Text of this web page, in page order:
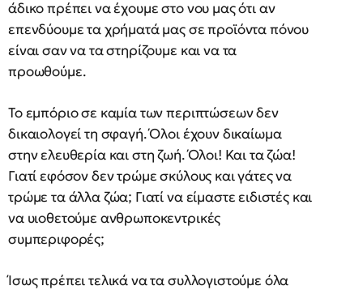
άδικο πρέπει να έχουμε στο νου μας ότι αν
επενδύουμε τα χρήματά μας σε προϊόντα πόνου
είναι σαν να τα στηρίζουμε και να τα
προωθούμε.
Το εμπόριο σε καμία των περιπτώσεων δεν
δικαιολογεί τη σφαγή. Όλοι έχουν δικαίωμα
στην ελευθερία και στη ζωή. Όλοι! Και τα ζώα!
Γιατί εφόσον δεν τρώμε σκύλους και γάτες να
τρώμε τα άλλα ζώα; Γιατί να είμαστε ειδιστές και
να υιοθετούμε ανθρωποκεντρικές
συμπεριφορές;
Ίσως πρέπει τελικά να τα συλλογιστούμε όλα